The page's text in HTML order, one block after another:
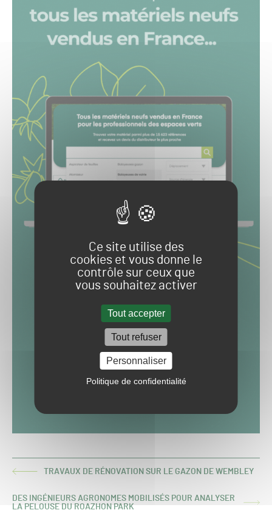
Ce site utilise des
cookies et vous donne le
contrôle sur ceux que
vous souhaitez activer
Tout accepter
Tout refuser
Personnaliser
Politique de confidentialité
ARTICLE
TRAVAUX DE RÉNOVATION SUR LE GAZON DE WEMBLEY
ARTICLE
DES INGÉNIEURS AGRONOMES MOBILISÉS POUR ANALYSER
LA PELOUSE DU ROAZHON PARK